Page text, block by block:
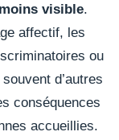
visible.
affectif, les
ou
d’autres
conséquences
accueillies.